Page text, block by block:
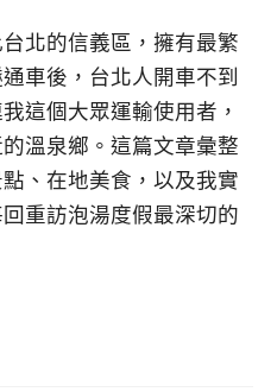
北的信義區，擁有最繁
車後，台北人開車不到
這個大眾運輸使用者，
溫泉鄉。這篇文章彙整
、在地美食，以及我實
重訪泡湯度假最深切的